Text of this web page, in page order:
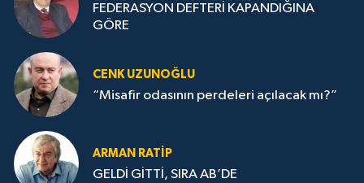
FEDERASYON DEFTERİ KAPANDIĞINA
GÖRE
CENK UZUNOĞLU
“Misafir odasının perdeleri açılacak mı?”
ARMAN RATİP
GELDİ GİTTİ, SIRA AB’DE